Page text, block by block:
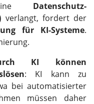
Datenschutz-
verlangt, fordert der
für KI-Systeme.
KI können
: KI kann zu
bei automatisierter
müssen daher